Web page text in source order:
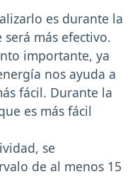
es durante la
más efectivo.
importante, ya
nos ayuda a
fácil. Durante la
es más fácil
se
de al menos 15